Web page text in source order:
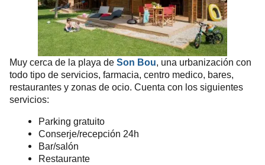
Muy cerca de la playa de Son Bou, una urbanización con
todo tipo de servicios, farmacia, centro medico, bares,
restaurantes y zonas de ocio. Cuenta con los siguientes
servicios:
Parking gratuito
Conserje/recepción 24h
Bar/salón
Restaurante